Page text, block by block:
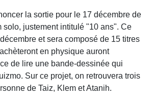
la sortie pour le 17 décembre de
solo, justement intitulé "10 ans". Ce
et sera composé de 15 titres
en physique auront
de lire une bande-dessinée qui
Sur ce projet, on retrouvera trois
de Taiz, Klem et Atanih.